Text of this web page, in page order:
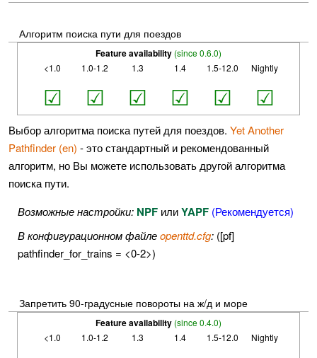
Алгоритм поиска пути для поездов
Feature availability (since 0.6.0)
<1.0
☑
1.0-1.2
☑
1.3
☑
1.4
☑
1.5-12.0
☑
Nightly
☑
Выбор алгоритма поиска путей для поездов. Yet Another
Pathfinder (en) - это стандартный и рекомендованный
алгоритм, но Вы можете использовать другой алгоритма
поиска пути.
Возможные настройки: NPF илиYAPF (Рекомендуется)
В конфигурационном файлеopenttd.cfg: ([pf]
pathfinder_for_trains = <0-2>)
Запретить 90-градусные повороты на ж/д и море
Feature availability (since 0.4.0)
<1.0
1.0-1.2 1.3 1.4 1.5-12.0 Nightly